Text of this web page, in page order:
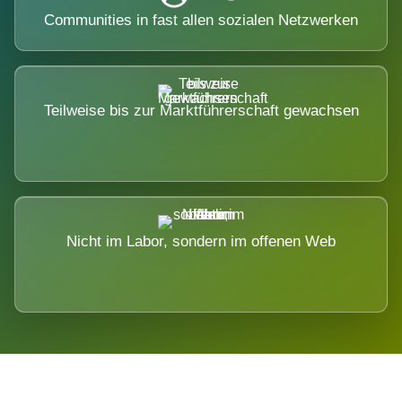
Communities in fast allen sozialen Netzwerken
Teilweise bis zur Marktführerschaft gewachsen
Nicht im Labor, sondern im offenen Web